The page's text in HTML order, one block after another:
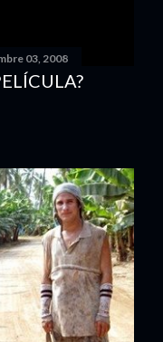
03, 2008